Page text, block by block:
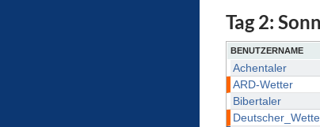
Tag 2:
BENUTZERNAME
Achentaler
ARD-Wetter
Bibertaler